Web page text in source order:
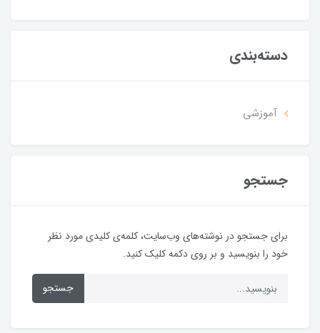
دسته‌بندی
آموزشی
جستجو
برای جستجو در نوشته‌های وب‌سایت، کلمه‌ی کلیدی مورد نظر
خود را بنویسید و بر روی دکمه کلیک کنید.
جستجو